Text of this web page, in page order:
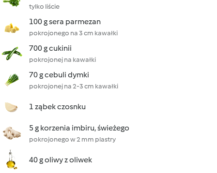
tylko liście
100 g sera parmezan
pokrojonego na 3 cm kawałki
700 g cukinii
pokrojonej na kawałki
70 g cebuli dymki
pokrojonej na 2-3 cm kawałki
1 ząbek czosnku
5 g korzenia imbiru, świeżego
pokrojonego w 2 mm plastry
40 g oliwy z oliwek